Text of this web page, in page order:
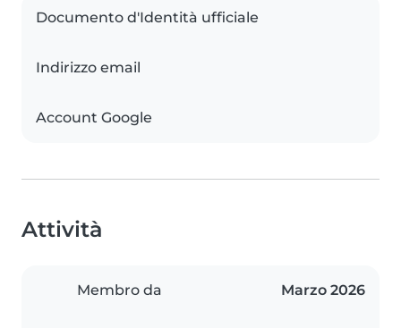
Documento d'Identità ufficiale
Indirizzo email
Account Google
Attività
Membro da Marzo 2026